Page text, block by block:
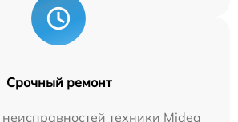
Срочный ремонт
техники Midea